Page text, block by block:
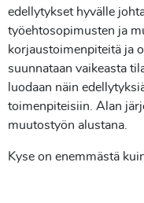
edellytykset hyvälle
työehtosopimusten ja
korjaustoimenpiteitä ja
suunnataan vaikeasta
luodaan näin
toimenpiteisiin. Alan
muutostyön alustana.
Kyse on enemmästä